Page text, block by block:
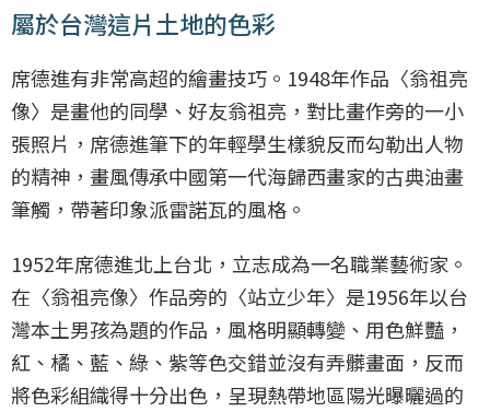
屬於台灣這片土地的色彩
席德進有非常高超的繪畫技巧。1948年作品〈翁祖亮
像〉是畫他的同學、好友翁祖亮，對比畫作旁的一小
張照片，席德進筆下的年輕學生樣貌反而勾勒出人物
的精神，畫風傳承中國第一代海歸西畫家的古典油畫
筆觸，帶著印象派雷諾瓦的風格。
1952年席德進北上台北，立志成為一名職業藝術家。
在〈翁祖亮像〉作品旁的〈站立少年〉是1956年以台
灣本土男孩為題的作品，風格明顯轉變、用色鮮豔，
紅、橘、藍、綠、紫等色交錯並沒有弄髒畫面，反而
將色彩組織得十分出色，呈現熱帶地區陽光曝曬過的